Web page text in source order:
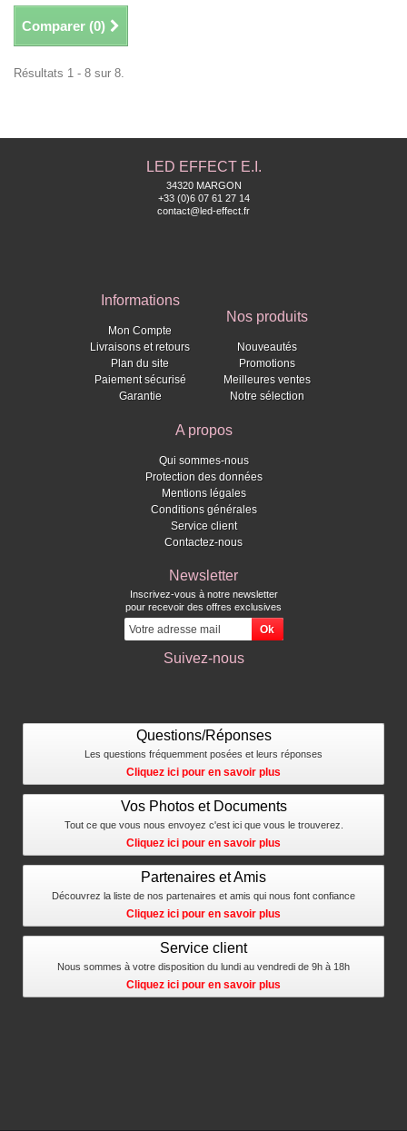
Comparer (0)
Résultats 1 - 8 sur 8.
LED EFFECT E.I.
34320 MARGON
+33 (0)6 07 61 27 14
contact@led-effect.fr
Informations
Mon Compte
Livraisons et retours
Plan du site
Paiement sécurisé
Garantie
Nos produits
Nouveautés
Promotions
Meilleures ventes
Notre sélection
A propos
Qui sommes-nous
Protection des données
Mentions légales
Conditions générales
Service client
Contactez-nous
Newsletter
Inscrivez-vous à notre newsletter
pour recevoir des offres exclusives
Suivez-nous
Questions/Réponses
Les questions fréquemment posées et leurs réponses
Cliquez ici pour en savoir plus
Vos Photos et Documents
Tout ce que vous nous envoyez c'est ici que vous le trouverez.
Cliquez ici pour en savoir plus
Partenaires et Amis
Découvrez la liste de nos partenaires et amis qui nous font confiance
Cliquez ici pour en savoir plus
Service client
Nous sommes à votre disposition du lundi au vendredi de 9h à 18h
Cliquez ici pour en savoir plus